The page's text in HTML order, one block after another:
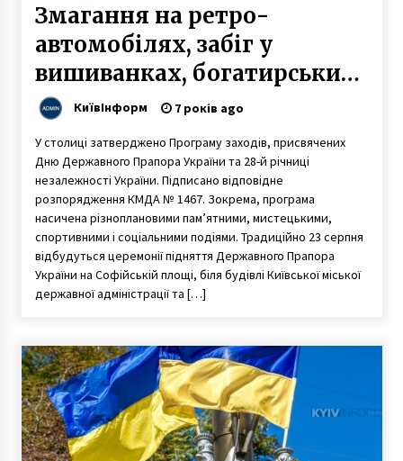
Змагання на ретро-
автомобілях, забіг у
вишиванках, богатирський
турнір, музика просто неба:
Київ відзначатиме День
Державного Прапора і 28-
му річницю незалежності
України
КиївІнформ 7 років ago
У столиці затверджено Програму заходів, присвячених
Дню Державного Прапора України та 28-й річниці
незалежності України. Підписано відповідне
розпорядження КМДА № 1467. Зокрема, програма
насичена різноплановими пам’ятними, мистецькими,
спортивними і соціальними подіями. Традиційно 23 серпня
відбудуться церемонії підняття Державного Прапора
України на Софійській площі, біля будівлі Київської міської
державної адміністрації та […]